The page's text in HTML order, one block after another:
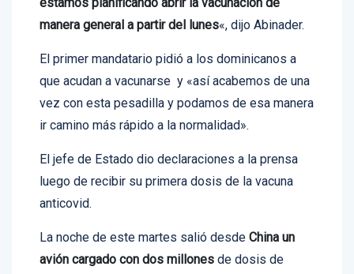
manera general a partir del lunes«, dijo Abinader.
que acudan a vacunarse y «así acabemos de una
vez con esta pesadilla y podamos de esa manera
ir camino más rápido a la normalidad».
luego de recibir su primera dosis de la vacuna
anticovid.
avión cargado con dos millonesde dosis de
vacunas, que se sumarán a la jornada de